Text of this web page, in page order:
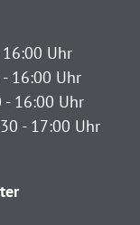
Uhr
16:00 Uhr
- 16:00 Uhr
- 17:00 Uhr